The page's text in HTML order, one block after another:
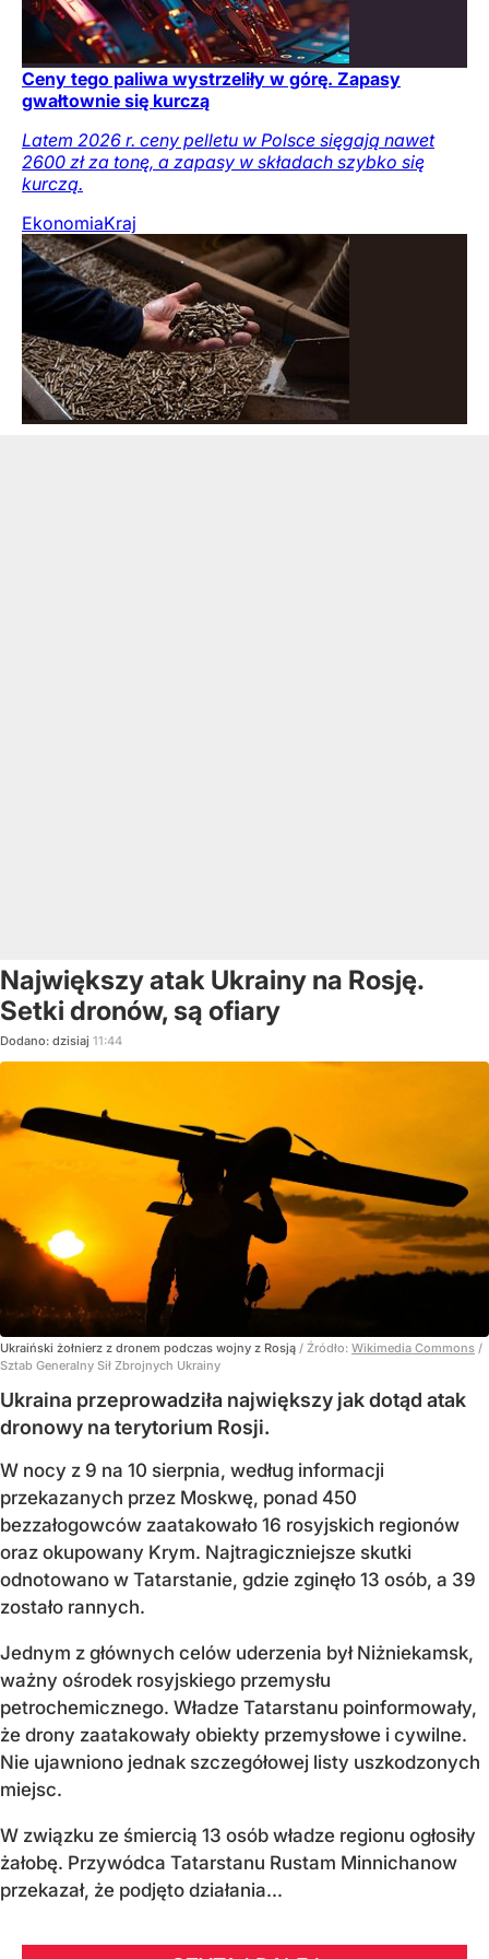
Ceny tego paliwa wystrzeliły w górę. Zapasy
gwałtownie się kurczą
Latem 2026 r. ceny pelletu w Polsce sięgają nawet
2600 zł za tonę, a zapasy w składach szybko się
kurczą.
EkonomiaKraj
Największy atak Ukrainy na Rosję.
Setki dronów, są ofiary
Dodano: dzisiaj 11:44
Ukraiński żołnierz z dronem podczas wojny z Rosją / Źródło: Wikimedia Commons /
Sztab Generalny Sił Zbrojnych Ukrainy
Ukraina przeprowadziła największy jak dotąd atak
dronowy na terytorium Rosji.
W nocy z 9 na 10 sierpnia, według informacji
przekazanych przez Moskwę, ponad 450
bezzałogowców zaatakowało 16 rosyjskich regionów
oraz okupowany Krym. Najtragiczniejsze skutki
odnotowano w Tatarstanie, gdzie zginęło 13 osób, a 39
zostało rannych.
Jednym z głównych celów uderzenia był Niżniekamsk,
ważny ośrodek rosyjskiego przemysłu
petrochemicznego. Władze Tatarstanu poinformowały,
że drony zaatakowały obiekty przemysłowe i cywilne.
Nie ujawniono jednak szczegółowej listy uszkodzonych
miejsc.
W związku ze śmiercią 13 osób władze regionu ogłosiły
żałobę. Przywódca Tatarstanu Rustam Minnichanow
przekazał, że podjęto działania...